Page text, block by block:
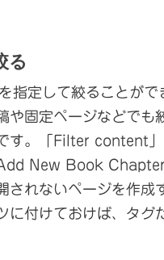
る
定して絞ることがで
や固定ページなどでも
す。「Filter content
New Book
されないページを作
に付けておけば、タグ